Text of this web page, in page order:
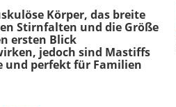
Körper, das breite
Stirnfalten und die Größe
ersten Blick
jedoch sind Mastiffs
und perfekt für Familien